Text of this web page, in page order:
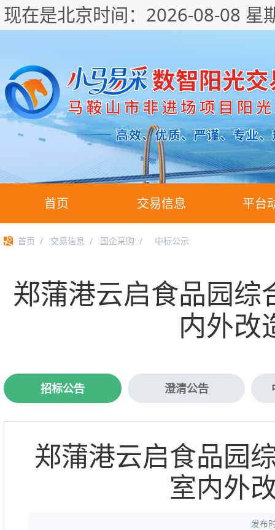
现在是北京时间： 2026-08-08 星
首页 交易信息 平台
首页 / 交易信息 / 国企采购 / 中标公示
郑蒲港云启食品园
内外改
招标公告 澄清公告
郑蒲港云启食品园
室内外
发布